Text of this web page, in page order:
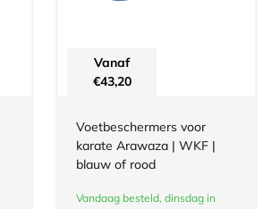
Vanaf
€43,20
Voetbeschermers voor
karate Arawaza | WKF |
blauw of rood
Vandaag besteld, dinsdag in